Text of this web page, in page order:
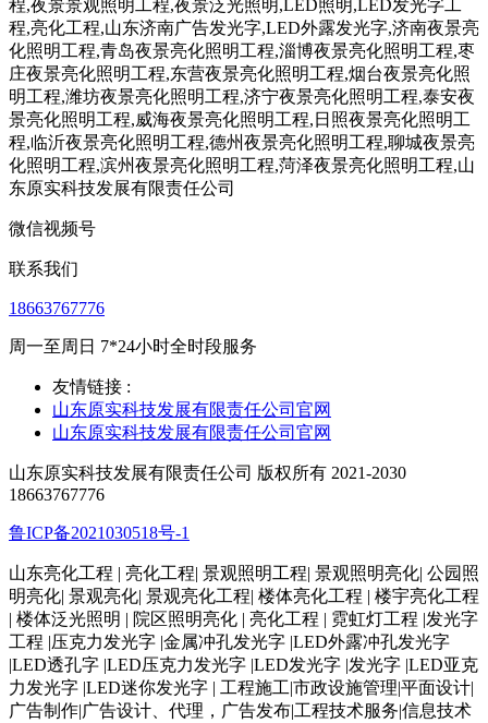
微信视频号
联系我们
18663767776
周一至周日 7*24小时全时段服务
友情链接 :
山东原实科技发展有限责任公司官网
山东原实科技发展有限责任公司官网
山东原实科技发展有限责任公司 版权所有 2021-2030
18663767776
鲁ICP备2021030518号-1
山东亮化工程 | 亮化工程| 景观照明工程| 景观照明亮化| 公园照
明亮化| 景观亮化| 景观亮化工程| 楼体亮化工程 | 楼宇亮化工程
| 楼体泛光照明 | 院区照明亮化 | 亮化工程 | 霓虹灯工程 |发光字
工程 |压克力发光字 |金属冲孔发光字 |LED外露冲孔发光字
|LED透孔字 |LED压克力发光字 |LED发光字 |发光字 |LED亚克
力发光字 |LED迷你发光字 | 工程施工|市政设施管理|平面设计|
广告制作|广告设计、代理，广告发布|工程技术服务|信息技术